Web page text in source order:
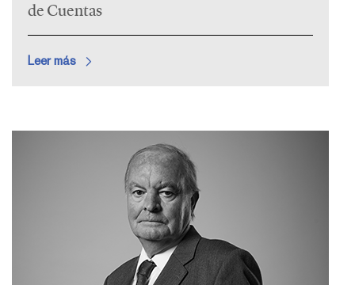
de Cuentas
Leer más